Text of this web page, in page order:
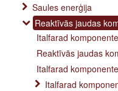
Saules enerģija
Reaktīvās jaudas
Italfarad
Reaktīvās jaudas
Italfarad
Italfarad